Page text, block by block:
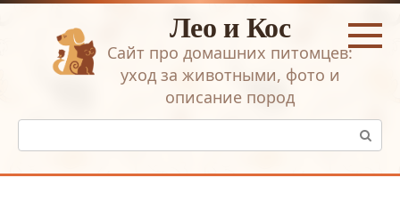
Перейти
Лео и Кос
Сайт про домашних питомцев:
уход за животными, фото и
описание пород
Поиск: